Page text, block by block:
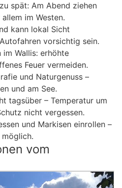
spät: Am Abend ziehen
im Westen.
kann lokal Sicht
vorsichtig sein.
im Wallis: erhöhte
Feuer vermeiden.
und Naturgenuss –
und am See.
tagsüber – Temperatur um
nicht vergessen.
und Markisen einrollen –
vom